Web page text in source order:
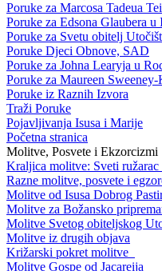
Poruke za Marcosa Tadeua
Poruke za Edsona Glaubera
Poruke za Svetu obitelj
Poruke Djeci Obnove, SAD
Poruke za Johna Learyja u
Poruke za Maureen
Poruke iz Raznih Izvora
Traži Poruke
Pojavljivanja Isusa i Marije
Početna stranica
Molitve, Posvete i Ekzorcizmi
Kraljica molitve: Sveti ružarac
Razne molitve, posvete i
Molitve od Isusa Dobrog
Molitve za Božansko
Molitve Svetog obiteljskog
Molitve iz drugih objava
Križarski pokret molitve
Molitve Gospe od Jacareija